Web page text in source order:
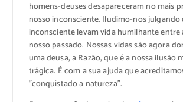
homens-deuses desapareceram no mais
nosso inconsciente. Iludimo-nos julgando
inconsciente levam vida humilhante entre
nosso passado. Nossas vidas são agora
uma deusa, a Razão, que é a nossa ilusão
trágica. É com a sua ajuda que
”conquistado a natureza”.